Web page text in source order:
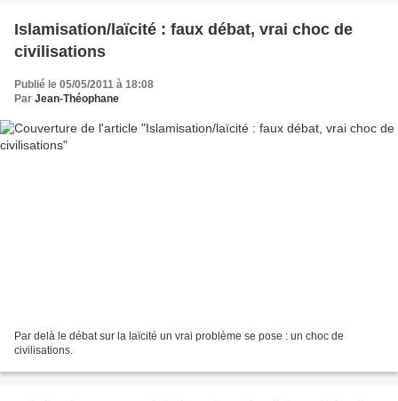
Islamisation/laïcité : faux débat, vrai choc de
civilisations
Publié le 05/05/2011 à 18:08
Par Jean-Théophane
Par delà le débat sur la laïcité un vrai problème se pose : un choc de
civilisations.